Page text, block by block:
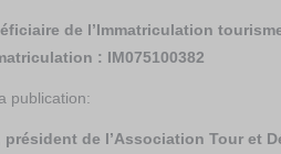
de l’Immatriculation
: IM075100382
publication:
président de l’Association Tour et